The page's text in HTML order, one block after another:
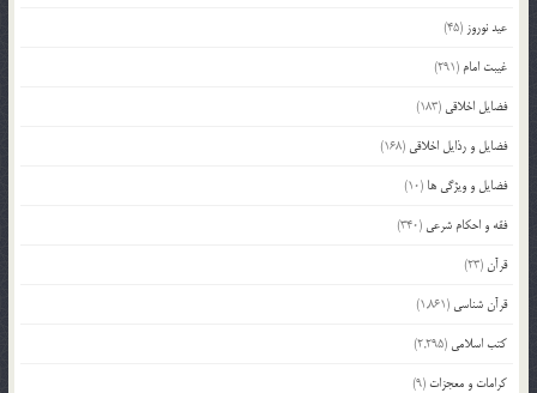
عید نوروز (45)
غیبت امام (291)
فضایل اخلاقی (183)
فضایل و رذایل اخلاقی (168)
فضایل و ویژگی ها (10)
فقه و احکام شرعی (340)
قرآن(23)
قرآن شناسی (1,861)
کتب اسلامی (2,295)
کرامات و معجزات (9)